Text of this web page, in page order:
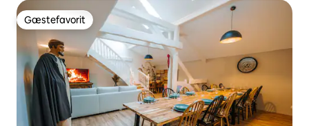
Gæstefavorit
Gæstefavorit